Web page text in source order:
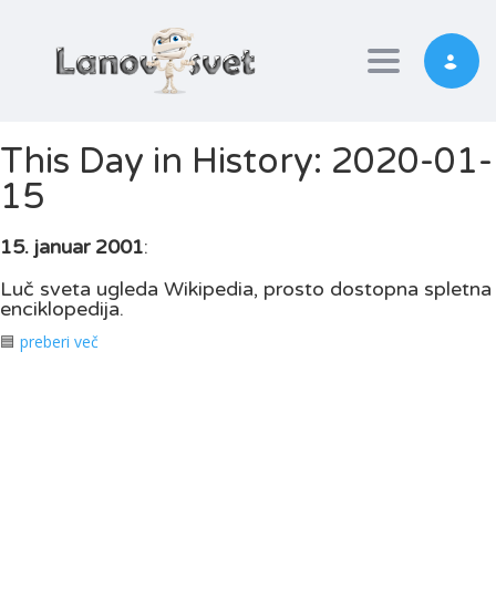
Toggle
This Day in History: 2020-01-
15
15. januar 2001:
Luč sveta ugleda Wikipedia, prosto dostopna spletna
enciklopedija.
🟦 preberi več